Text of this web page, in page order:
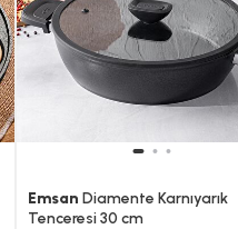
Emsan Diamente Karnıyarık
Tenceresi 30 cm